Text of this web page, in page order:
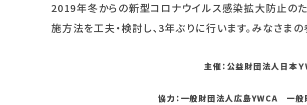
2019年冬からの新型コロナウイルス感染拡大防止の
施方法を工夫・検討し、3年ぶりに行います。みなさま
主催：公益財団法人日本Ｙ
協力：一般財団法人広島YWCA 一般